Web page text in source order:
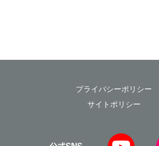
プライバシーポリシー
サイトポリシー